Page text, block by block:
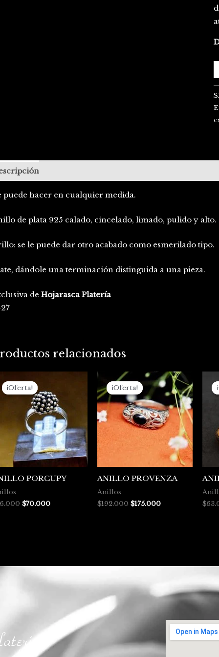
puede hacer en cualquier medida.
de plata 925 calado, cincelado, limado, pulido y alto.
se le puede dar otro acabado como esmerilado tipo.
dándole una terminación distinguida a una pieza.
de Hojarasca Platería
relacionados
¡Oferta!
¡Oferta!
PORCUPY
precio
original
era:
$76.000.
$70.000
actual
es:
$70.000.
¡Oferta!
¡Oferta!
ANILLO PROVENZA
Anillos
$192.000
precio
original
era:
$192.000.
$175.000
El
precio
actual
$175.000.
$